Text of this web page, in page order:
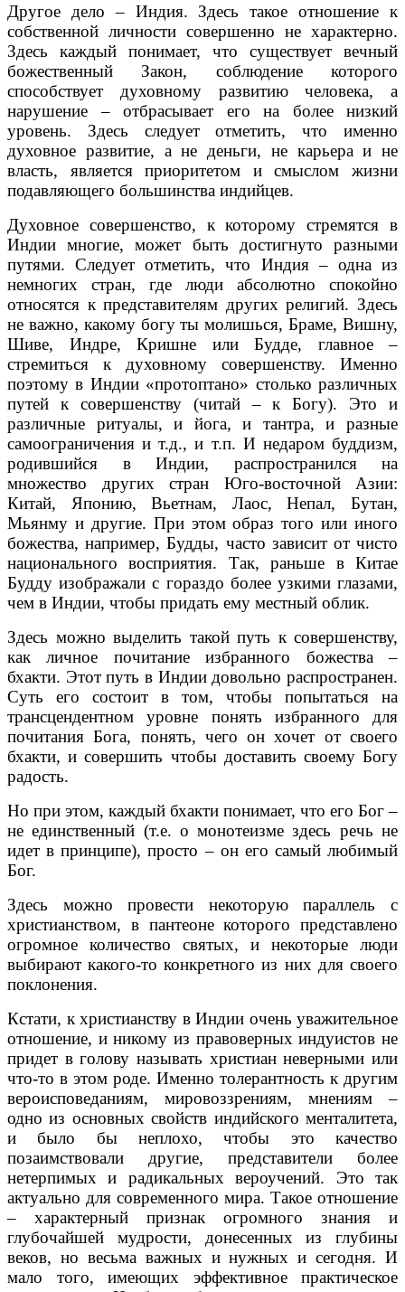
Другое дело – Индия. Здесь такое отношение к
собственной личности совершенно не характерно.
Здесь каждый понимает, что существует вечный
божественный Закон, соблюдение которого
способствует духовному развитию человека, а
нарушение – отбрасывает его на более низкий
уровень. Здесь следует отметить, что именно
духовное развитие, а не деньги, не карьера и не
власть, является приоритетом и смыслом жизни
подавляющего большинства индийцев.
Духовное совершенство, к которому стремятся в
Индии многие, может быть достигнуто разными
путями. Следует отметить, что Индия – одна из
немногих стран, где люди абсолютно спокойно
относятся к представителям других религий. Здесь
не важно, какому богу ты молишься, Браме, Вишну,
Шиве, Индре, Кришне или Будде, главное –
стремиться к духовному совершенству. Именно
поэтому в Индии «протоптано» столько различных
путей к совершенству (читай – к Богу). Это и
различные ритуалы, и йога, и тантра, и разные
самоограничения и т.д., и т.п. И недаром буддизм,
родившийся в Индии, распространился на
множество других стран Юго-восточной Азии:
Китай, Японию, Вьетнам, Лаос, Непал, Бутан,
Мьянму и другие. При этом образ того или иного
божества, например, Будды, часто зависит от чисто
национального восприятия. Так, раньше в Китае
Будду изображали с гораздо более узкими глазами,
чем в Индии, чтобы придать ему местный облик.
Здесь можно выделить такой путь к совершенству,
как личное почитание избранного божества –
бхакти. Этот путь в Индии довольно распространен.
Суть его состоит в том, чтобы попытаться на
трансцендентном уровне понять избранного для
почитания Бога, понять, чего он хочет от своего
бхакти, и совершить чтобы доставить своему Богу
радость.
Но при этом, каждый бхакти понимает, что его Бог –
не единственный (т.е. о монотеизме здесь речь не
идет в принципе), просто – он его самый любимый
Бог.
Здесь можно провести некоторую параллель с
христианством, в пантеоне которого представлено
огромное количество святых, и некоторые люди
выбирают какого-то конкретного из них для своего
поклонения.
Кстати, к христианству в Индии очень уважительное
отношение, и никому из правоверных индуистов не
придет в голову называть христиан неверными или
что-то в этом роде. Именно толерантность к другим
вероисповеданиям, мировоззрениям, мнениям –
одно из основных свойств индийского менталитета,
и было бы неплохо, чтобы это качество
позаимствовали другие, представители более
нетерпимых и радикальных вероучений. Это так
актуально для современного мира. Такое отношение
– характерный признак огромного знания и
глубочайшей мудрости, донесенных из глубины
веков, но весьма важных и нужных и сегодня. И
мало того, имеющих эффективное практическое